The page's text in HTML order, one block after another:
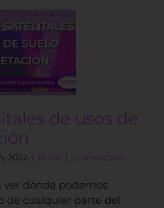
de usos de
2022 | BLOG | 1 comentario
ver dónde podemos
de cualquier parte del